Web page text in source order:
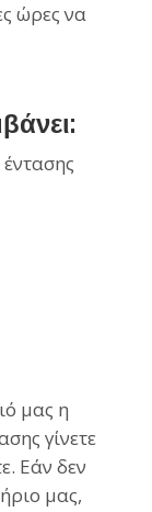
ώρες να
μας η
γίνετε
Εάν δεν
μας,